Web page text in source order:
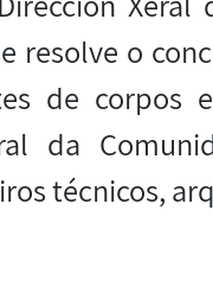
resolve o
de corpos
da
técnicos,